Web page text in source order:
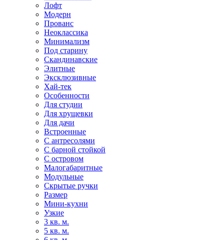
Лофт
Модерн
Прованс
Неоклассика
Минимализм
Под старину
Скандинавские
Элитные
Эксклюзивные
Хай-тек
Особенности
Для студии
Для хрущевки
Для дачи
Встроенные
С антресолями
С барной стойкой
С островом
Малогабаритные
Модульные
Скрытые ручки
Размер
Мини-кухни
Узкие
3 кв. м.
5 кв. м.